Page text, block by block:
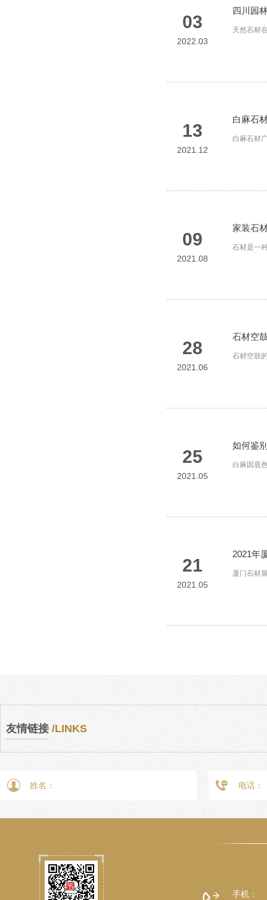
03
2022.03
四川园
天然石材
13
2021.12
白麻石
白麻石材
09
2021.08
家装石
石材是一
28
2021.06
石材空
石材空鼓
25
2021.05
如何鉴
白麻因底
21
2021.05
2021年
厦门石材
友情链接 /LINKS
手机：